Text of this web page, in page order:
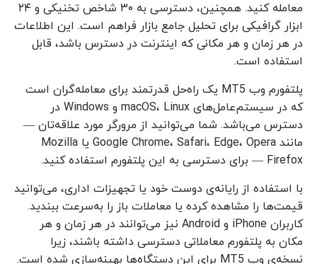
معامله کنید. همچنین، دسترسی به ۳۰ شاخص تخنیکی و ۲۴
ابزار گرافیکی برای تحلیل جامع بازار فراهم است. این اطلاعات
در هر زمان و هر مکانی که اینترنت در دسترس باشد، قابل
استفاده است.
پلتفورم وب MT5 یک راه‌حل قدرتمند برای معامله‌گران است
که در سیستم‌عامل‌های macOS، Linux و Windows در
دسترس می‌باشد. شما می‌توانید از مرورگر مورد علاقه‌تان —
مانند Google Chrome، Safari، Edge، Opera یا Mozilla
Firefox — برای دسترسی به این پلتفورم استفاده کنید.
با استفاده از رایانه‌ی دوست خود یا تجهیزات اداری، می‌توانید
قیمت‌ها را مشاهده کرده یا معاملات باز را به‌سرعت ببندید.
کاربران iPhone و Android نیز می‌توانند در هر زمان و هر
مکان به پلتفورم معاملاتی دسترسی داشته باشند، زیرا
نسخه‌ی وب MT5 برای این دستگاه‌ها بهینه‌سازی شده است.